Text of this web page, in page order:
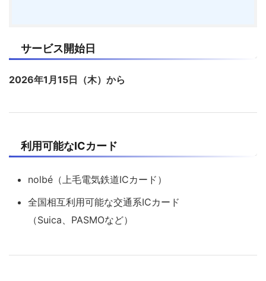
サービス開始日
2026年1月15日（木）から
利用可能なICカード
nolbé（上毛電気鉄道ICカード）
全国相互利用可能な交通系ICカード
（Suica、PASMOなど）